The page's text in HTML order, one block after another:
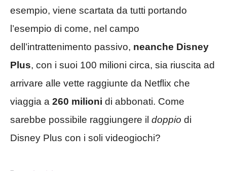
esempio, viene scartata da tutti portando
l’esempio di come, nel campo
dell’intrattenimento passivo, neanche Disney
Plus, con i suoi 100 milioni circa, sia riuscita ad
arrivare alle vette raggiunte da Netflix che
viaggia a 260 milioni di abbonati. Come
sarebbe possibile raggiungere il doppio di
Disney Plus con i soli videogiochi?